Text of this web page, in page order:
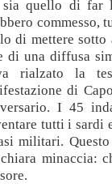
sia quello di far
commesso,
di mettere sotto
di una diffusa
rialzato la
di
I 45
tutti i sardi
militari.
minaccia: